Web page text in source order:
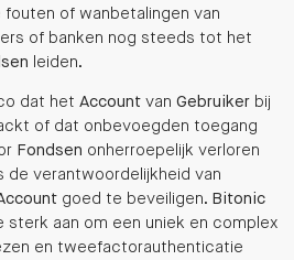
of wanbetalingen van
of banken nog steeds tot het
leiden.
dat het Accountvan Gebruikerbij
of dat onbevoegden toegang
Fondsen onherroepelijk verloren
de verantwoordelijkheid van
goed te beveiligen. Bitonic
sterk aan om een uniek en complex
en tweefactorauthenticatie